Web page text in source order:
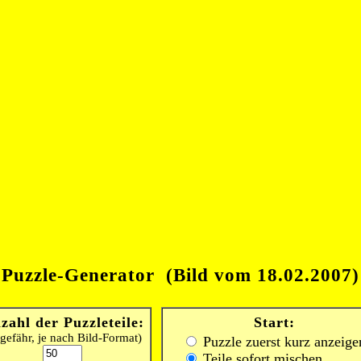
Puzzle-Generator (Bild vom 18.02.2007)
der Puzzleteile:
je nach Bild-Format)
Start:
Puzzle zuerst kurz